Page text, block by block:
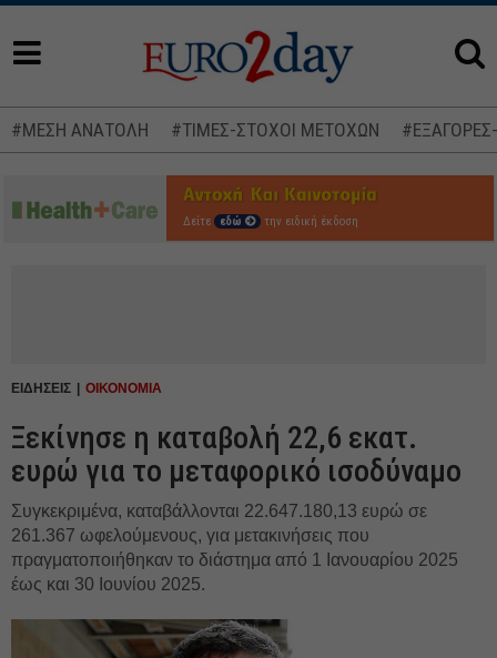
#ΜΕΣΗ ΑΝΑΤΟΛΗ #ΤΙΜΕΣ-ΣΤΟΧΟΙ ΜΕΤΟΧΩΝ
Δείτε εδώ την ειδική έκδοση
ΕΙΔΗΣΕΙΣ ΟΙΚΟΝΟΜΙΑ
Ξεκίνησε η καταβολή 22,6 εκατ.
ευρώ για το μεταφορικό ισοδύναμο
Συγκεκριμένα, καταβάλλονται 22.647.180,13 ευρώ σε
261.367 ωφελούμενους, για μετακινήσεις που
πραγματοποιήθηκαν το διάστημα από 1 Ιανουαρίου 2025
έως και 30 Ιουνίου 2025.